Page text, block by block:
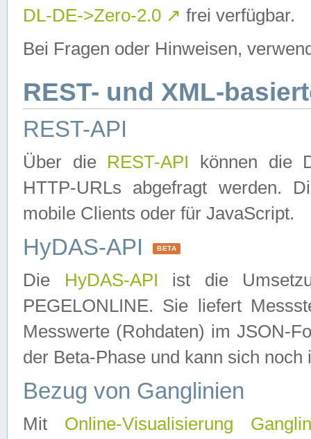
DL-DE->Zero-2.0 ↗ frei verfügbar.
Bei Fragen oder Hinweisen,
REST- und XML-
REST-API
Über die REST-API können die
HTTP-URLs abgefragt werden.
mobile Clients oder für JavaScript.
HyDAS-API BETA
Die HyDAS-API ist die
PEGELONLINE. Sie liefert
Messwerte (Rohdaten) im JSON-
der Beta-Phase und kann sich noch
Bezug von Ganglinien
Mit Online-Visualisierung